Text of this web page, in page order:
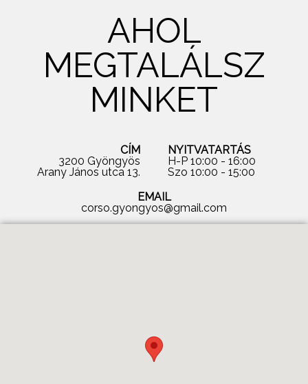
AHOL
MEGTALÁLSZ
MINKET
CÍM
3200 Gyöngyös
Arany János utca 13.
NYITVATARTÁS
H-P 10:00 - 16:00
Szo 10:00 - 15:00
EMAIL
corso.gyongyos@gmail.com